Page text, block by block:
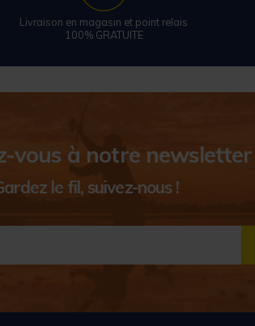
Livraison en magasin et point relais
100% GRATUITE
vous à notre newsletter
le fil, suivez-nous !